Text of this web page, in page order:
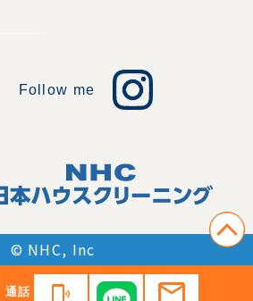
通話 phonelink_ring mail
Follow me
© NHC, Inc